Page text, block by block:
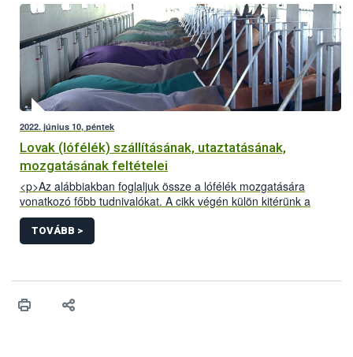
2022. június 10, péntek
Lovak (lófélék) szállításának, utaztatásának,
mozgatásának feltételei
<p>Az alábbiakban foglaljuk össze a lófélék mozgatására
vonatkozó főbb tudnivalókat. A cikk végén külön kitérünk a
Kárpát-medencei lovas túrákkal kapcsolatos információkra.</p>
TOVÁBB >